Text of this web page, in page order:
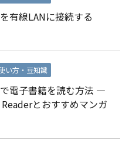
有線LANに接続する
い方・豆知識
電子書籍を読む方法 ―
とおすすめマンガ